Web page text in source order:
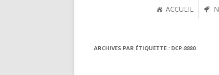
ACCUEIL
ARCHIVES PAR ÉTIQUETTE : DCP-8880